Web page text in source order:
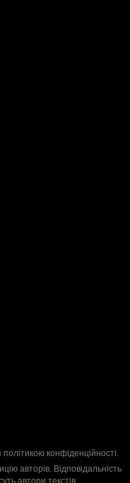
політикою конфіденційності.
авторів. Відповідальність
автори текстів.